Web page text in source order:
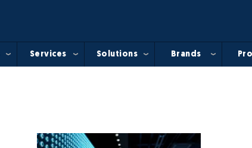
Services Solutions Brands